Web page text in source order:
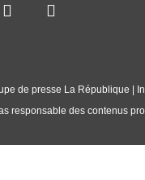
de presse La République |
responsable des contenus